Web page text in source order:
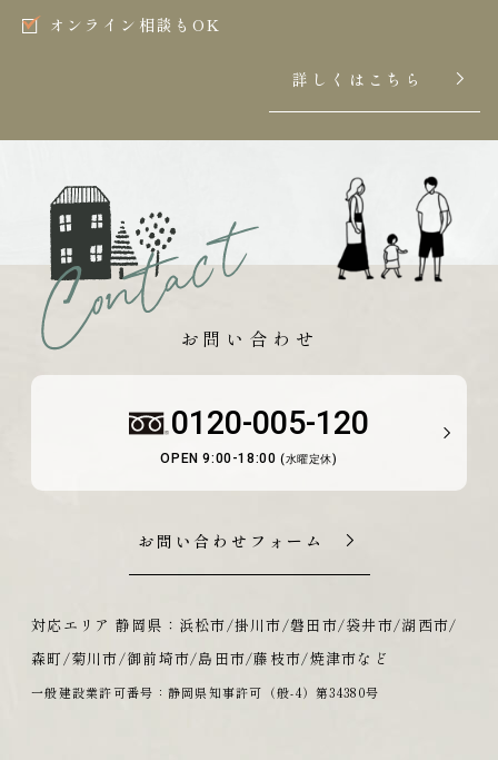
オンライン相談もOK
詳しくはこちら
お問い合わせ
0120-005-120
OPEN 9:00-18:00 (水曜定休)
お問い合わせフォーム
対応エリア 静岡県：浜松市/掛川市/磐田市/袋井市/湖西市/
森町/菊川市/御前埼市/島田市/藤枝市/焼津市など
一般建設業許可番号：静岡県知事許可（般-4）第34380号